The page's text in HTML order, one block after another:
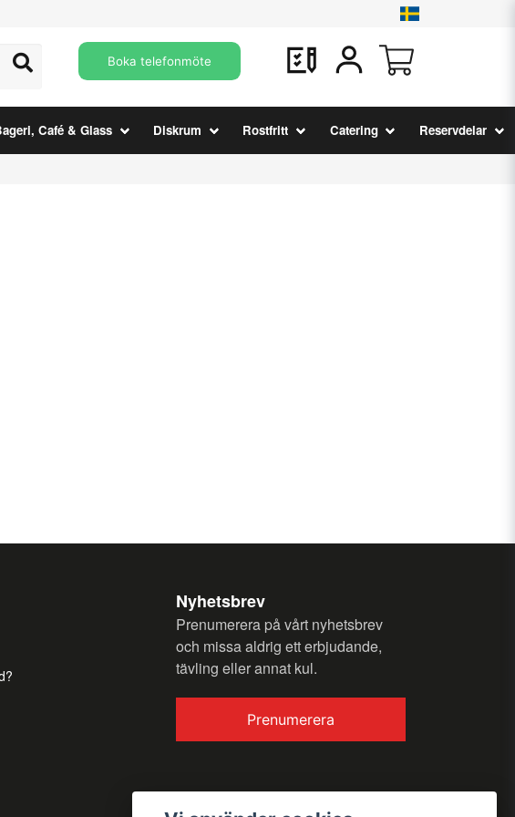
Boka telefonmöte
Café & Glass Diskrum Rostfritt Catering Reservdelar
Nyhetsbrev
Prenumerera på vårt nyhetsbrev
och missa aldrig ett erbjudande,
tävling eller annat kul.
Prenumerera